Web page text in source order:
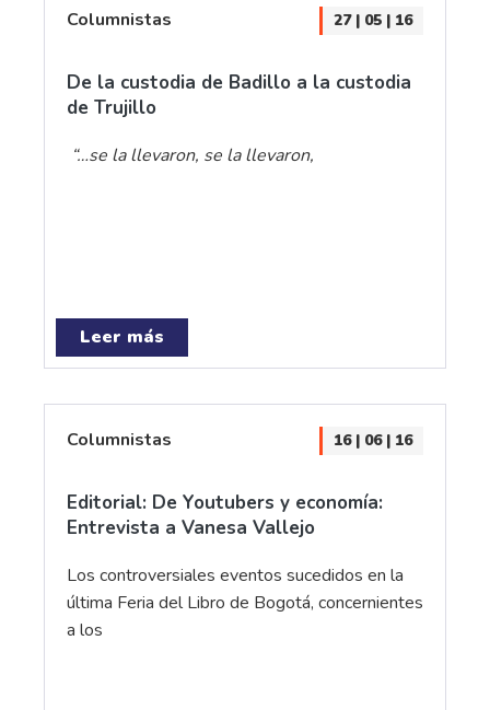
Columnistas 27 | 05 | 16
De la custodia de Badillo a la custodia
de Trujillo
“…se la llevaron, se la llevaron,
Leer más
Columnistas 16 | 06 | 16
Editorial: De Youtubers y economía:
Entrevista a Vanesa Vallejo
Los controversiales eventos sucedidos en la
última Feria del Libro de Bogotá, concernientes
a los